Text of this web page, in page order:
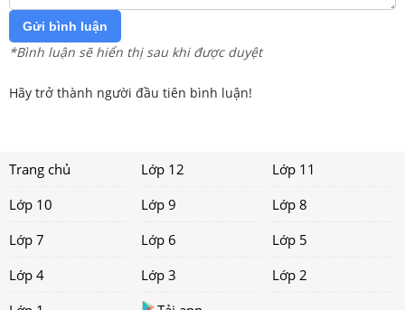
Gửi bình luận
*Bình luận sẽ hiển thị sau khi được duyệt
Hãy trở thành người đầu tiên bình luận!
Trang chủ Lớp 12
Lớp 11
Lớp 10
Lớp 9
Lớp 8
Lớp 7
Lớp 6
Lớp 5
Lớp 4
Lớp 3
Lớp 2